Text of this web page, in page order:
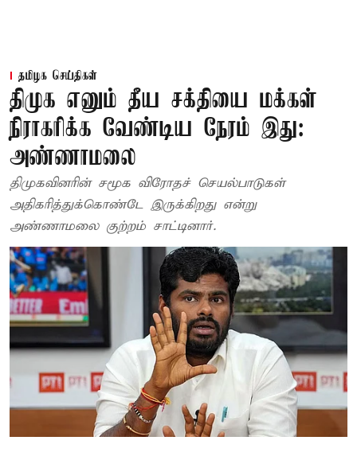
தமிழக செய்திகள்
திமுக எனும் தீய சக்தியை மக்கள்
நிராகரிக்க வேண்டிய நேரம் இது:
அண்ணாமலை
திமுகவினரின் சமூக விரோதச் செயல்பாடுகள்
அதிகரித்துக்கொண்டே இருக்கிறது என்று
அண்ணாமலை குற்றம் சாட்டினார்.